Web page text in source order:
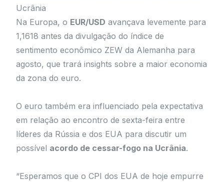
Ucrânia
Na Europa, o EUR/USD avançava levemente para
1,1618 antes da divulgação do índice de
sentimento econômico ZEW da Alemanha para
agosto, que trará insights sobre a maior economia
da zona do euro.
O euro também era influenciado pela expectativa
em relação ao encontro de sexta-feira entre
líderes da Rússia e dos EUA para discutir um
possível acordo de cessar-fogo na Ucrânia.
“Esperamos que o CPI dos EUA de hoje empurre